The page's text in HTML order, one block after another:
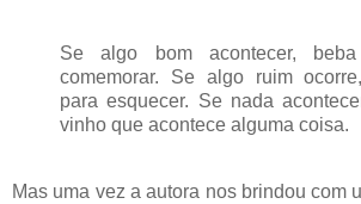
Se algo bom acontecer,
comemorar. Se algo ruim
para esquecer. Se nada
vinho que acontece alguma coisa.
Mas uma vez a autora nos brindou com